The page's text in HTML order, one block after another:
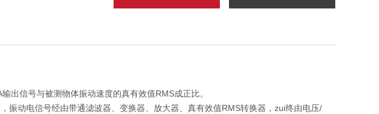
出信号与被测物体振动速度的真有效值RMS成正比。
振动电信号经由带通滤波器、变换器、放大器、真有效值RMS转换器，zui终由电压/